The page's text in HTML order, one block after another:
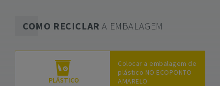
COMO RECICLAR A EMBALAGEM
PLÁSTICO
Colocar a embalagem de
plástico NO ECOPONTO
AMARELO